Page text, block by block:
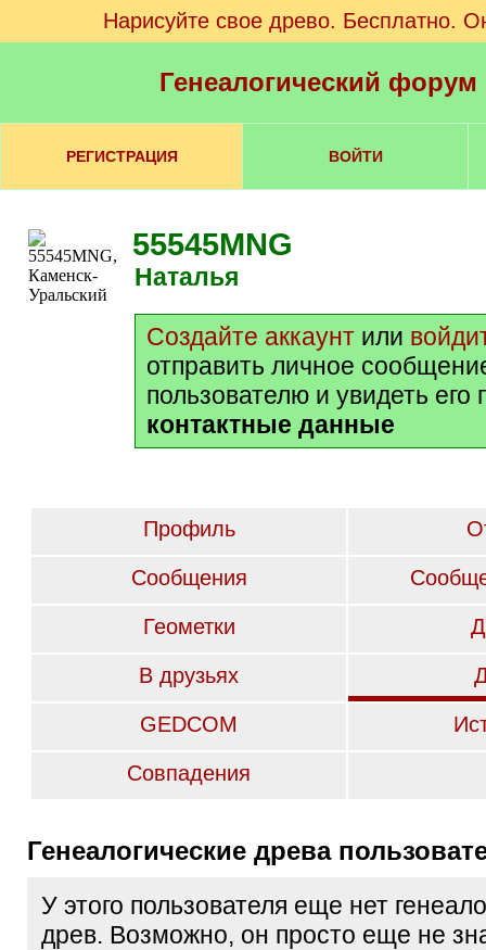
Нарисуйте свое древо. Бесплатно.
Генеалогический
РЕГИСТРАЦИЯ ВОЙТИ
55545MNG
Наталья
Создайте аккаунт или
отправить личное
пользователю и увидеть его
контактные данные
Профиль
Сообщения
Геометки
В друзьях
GEDCOM
Совпадения
Генеалогические древа
У этого пользователя еще нет
древ. Возможно, он просто еще не